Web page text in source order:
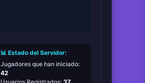
📊 Estado del Servidor:
Jugadores que han iniciado:
42